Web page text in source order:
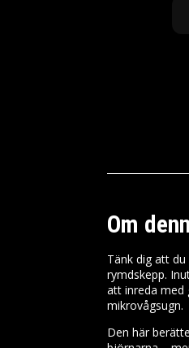
Om
Tänk dig att
rymdskepp.
att inreda med
mikrovågsugn.
Den här